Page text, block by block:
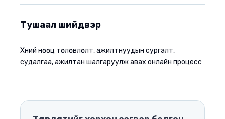
Архив
Тушаал шийдвэр
Хүний нөөц төлөвлөлт, ажилтнуудын сургалт,
судалгаа, ажилтан шалгаруулж авах онлайн процесс